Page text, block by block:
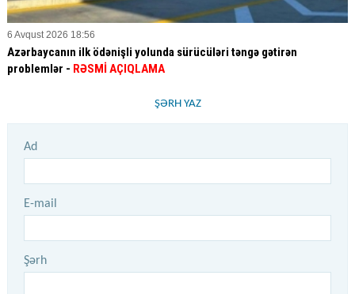
6 Avqust 2026 18:56
Azərbaycanın ilk ödənişli yolunda sürücüləri təngə gətirən
problemlər - RƏSMİ AÇIQLAMA
ŞƏRH YAZ
Ad
E-mail
Şərh